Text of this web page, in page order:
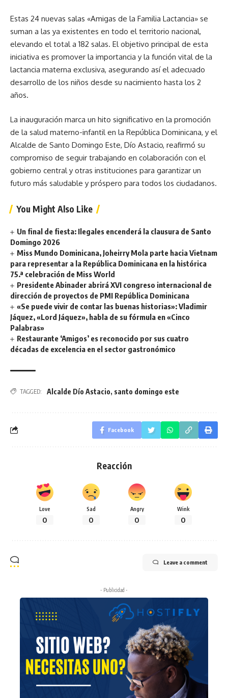
Estas 24 nuevas salas «Amigas de la Familia Lactancia» se
suman a las ya existentes en todo el territorio nacional,
elevando el total a 182 salas. El objetivo principal de esta
iniciativa es promover la importancia y la función vital de la
lactancia materna exclusiva, asegurando así el adecuado
desarrollo de los niños desde su nacimiento hasta los 2
años.
La inauguración marca un hito significativo en la promoción
de la salud materno-infantil en la República Dominicana, y el
Alcalde de Santo Domingo Este, Dío Astacio, reafirmó su
compromiso de seguir trabajando en colaboración con el
gobierno central y otras instituciones para garantizar un
futuro más saludable y próspero para todos los ciudadanos.
You Might Also Like
Un final de fiesta: Ilegales encenderá la clausura de Santo
Domingo 2026
Miss Mundo Dominicana, Joheirry Mola parte hacia Vietnam
para representar a la República Dominicana en la histórica
75.ª celebración de Miss World
Presidente Abinader abrirá XVI congreso internacional de
dirección de proyectos de PMI República Dominicana
«Se puede vivir de contar las buenas historias»: Vladimir
Jáquez, «Lord Jáquez», habla de su fórmula en «Cinco
Palabras»
Restaurante ‘Amigos’ es reconocido por sus cuatro
décadas de excelencia en el sector gastronómico
TAGGED: Alcalde Dío Astacio, santo domingo este
Facebook
Reacción
Love
0
Sad
0
Angry
0
Wink
0
Leave a comment
- Publicidad -